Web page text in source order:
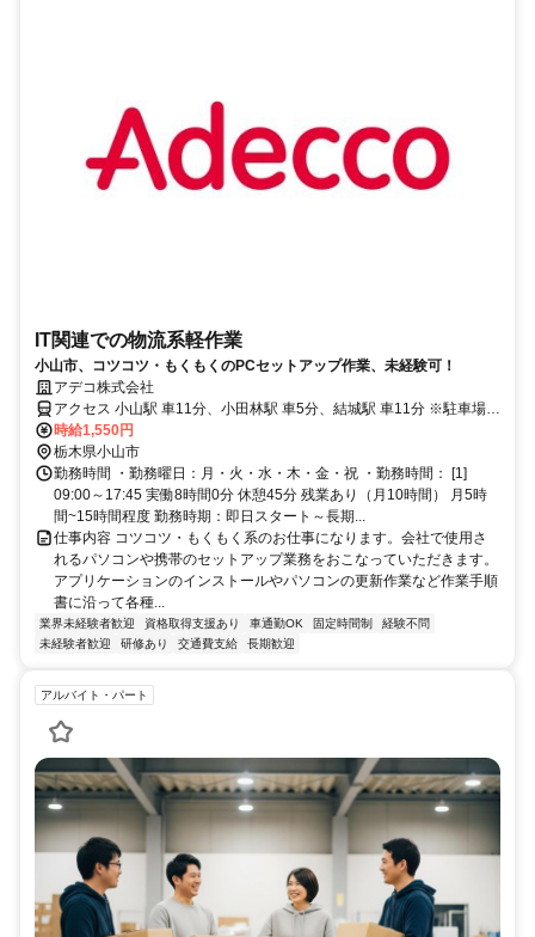
IT関連での物流系軽作業
小山市、コツコツ・もくもくのPCセットアップ作業、未経験可！
アデコ株式会社
アクセス 小山駅 車11分、小田林駅 車5分、結城駅 車11分 ※駐車場は
敷地内に無料で完備
時給1,550円
栃木県小山市
勤務時間 ・勤務曜日：月・火・水・木・金・祝 ・勤務時間： [1]
09:00～17:45 実働8時間0分 休憩45分 残業あり（月10時間） 月5時
間~15時間程度 勤務時期：即日スタート～長期...
仕事内容 コツコツ・もくもく系のお仕事になります。会社で使用さ
れるパソコンや携帯のセットアップ業務をおこなっていただきます。
アプリケーションのインストールやパソコンの更新作業など作業手順
書に沿って各種...
業界未経験者歓迎 資格取得支援あり 車通勤OK 固定時間制
経験不問
未経験者歓迎
研修あり 交通費支給 長期歓迎
アルバイト・パート